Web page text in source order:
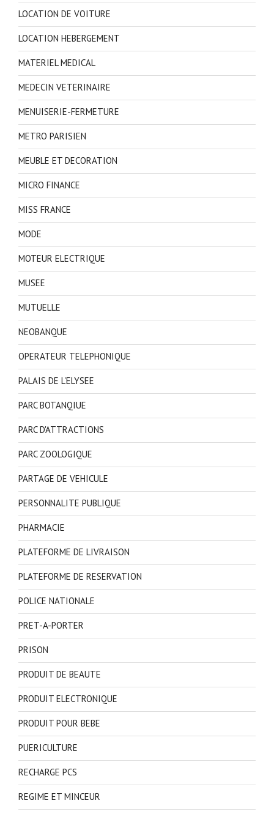
LOCATION DE VOITURE
LOCATION HEBERGEMENT
MATERIEL MEDICAL
MEDECIN VETERINAIRE
MENUISERIE-FERMETURE
METRO PARISIEN
MEUBLE ET DECORATION
MICRO FINANCE
MISS FRANCE
MODE
MOTEUR ELECTRIQUE
MUSEE
MUTUELLE
NEOBANQUE
OPERATEUR TELEPHONIQUE
PALAIS DE L'ELYSEE
PARC BOTANQIUE
PARC D'ATTRACTIONS
PARC ZOOLOGIQUE
PARTAGE DE VEHICULE
PERSONNALITE PUBLIQUE
PHARMACIE
PLATEFORME DE LIVRAISON
PLATEFORME DE RESERVATION
POLICE NATIONALE
PRET-A-PORTER
PRISON
PRODUIT DE BEAUTE
PRODUIT ELECTRONIQUE
PRODUIT POUR BEBE
PUERICULTURE
RECHARGE PCS
REGIME ET MINCEUR